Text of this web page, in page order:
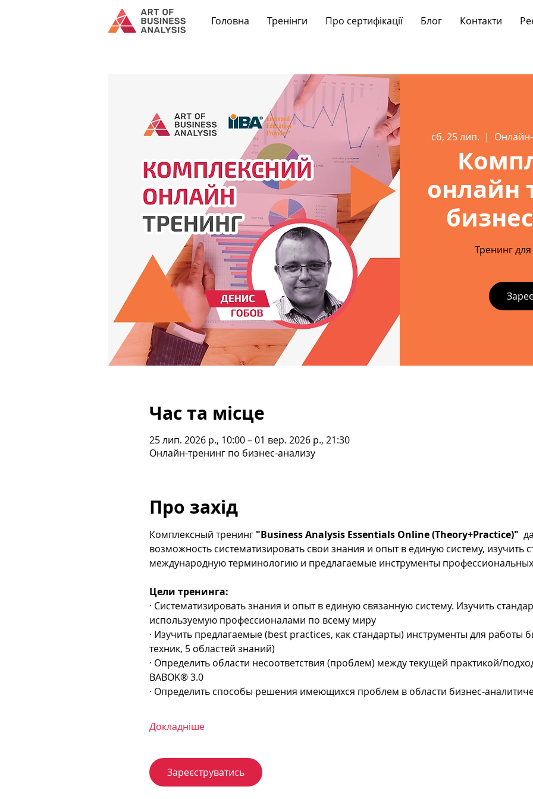
Головна Тренінги Про сертифікації Блог Контакти
сб, 25 лип.
  |
онлайн
Тренинг
Час та місце
25 лип. 2026 р., 10:00 – 01 вер. 2026 р., 21:30
Онлайн-тренинг по бизнес-анализу
Про захід
Комплексный тренинг "Business Analysis Essentials Online (Theory+Practice)"
возможность систематизировать свои знания и опыт в единую систему, изучить
международную терминологию и предлагаемые инструменты
Цели тренинга:
· Систематизировать знания и опыт в единую связанную систему. Изучить
используемую профессионалами по всему миру
· Изучить предлагаемые (best practices, как стандарты) инструменты для работы
техник, 5 областей знаний)
· Определить области несоответствия (проблем) между текущей практикой/
BABOK® 3.0
· Определить способы решения имеющихся проблем в области бизнес-
Докладніше
Зареєструватись